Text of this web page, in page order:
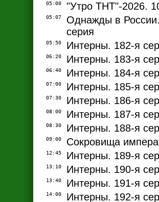
05:00 "Утро ТНТ"-2026.
05:07
Однажды в
серия
05:50 Интерны. 182-я
06:20 Интерны. 183-я
06:40 Интерны. 184-я
07:00 Интерны. 185-я
07:30 Интерны. 186-я
08:00 Интерны. 187-я
08:30 Интерны. 188-я
09:00 Сокровища
12:45 Интерны. 189-я
13:10 Интерны. 190-я
13:40 Интерны. 191-я
14:00 Интерны. 192-я